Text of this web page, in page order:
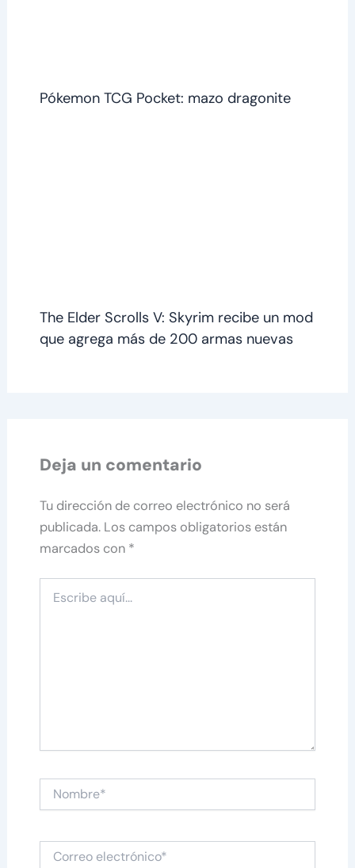
Pókemon TCG Pocket: mazo dragonite
The Elder Scrolls V: Skyrim recibe un mod
que agrega más de 200 armas nuevas
Deja un comentario
Tu dirección de correo electrónico no será
publicada. Los campos obligatorios están
marcados con *
aquí...
Nombre*
Correo
electrónico*